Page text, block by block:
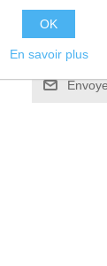
OK
En savoir plus